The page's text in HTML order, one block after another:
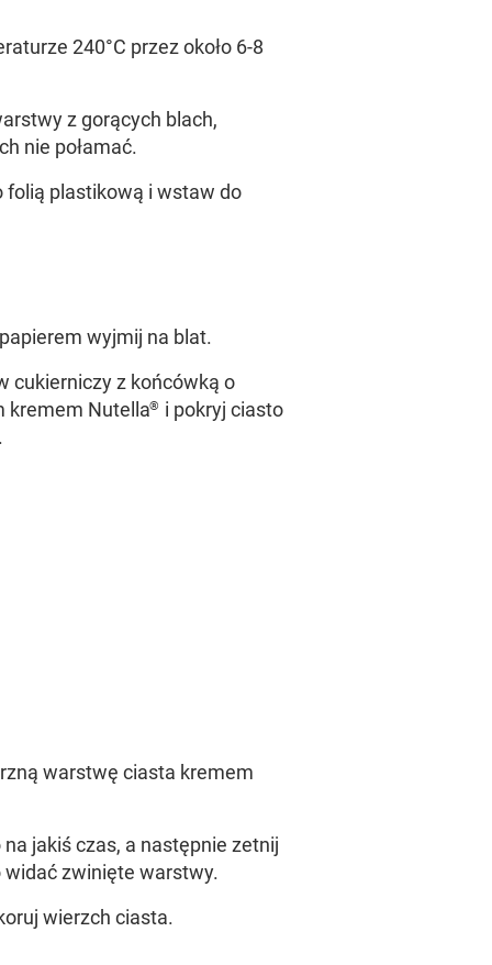
240°C przez około 6-8
z gorących blach,
nie połamać.
folią plastikową i wstaw do
wyjmij na blat.
cukierniczy z końcówką o
kremem Nutella® i pokryj ciasto
warstwę ciasta kremem
jakiś czas, a następnie zetnij
widać zwinięte warstwy.
wierzch ciasta.